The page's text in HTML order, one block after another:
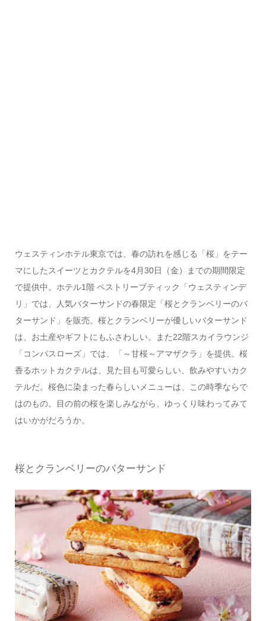
ウェスティンホテル東京では、春の訪れを感じる「桜」をテー
マにしたスイーツとカクテルを4月30日（金）までの期間限定
で提供中。ホテル1階 ペストリーブティック「ウェスティンデ
リ」では、人気バターサンドの春限定「桜とクランベリーのバ
ターサンド」を販売。桜とクランベリーが優しいバターサンド
は、お土産やギフトにもふさわしい。また22階スカイラウンジ
「コンパスローズ」では、「～甘桜～アマザクラ」を提供。桜
香るホットカクテルは、見た目も可愛らしい、飲みやすいカク
テルだ。桜色に染まった春らしいメニューは、この時季ならで
はのもの。目の前の桜を楽しみながら、ゆっくり味わってみて
はいかがだろうか。
桜とクランベリーのバターサンド